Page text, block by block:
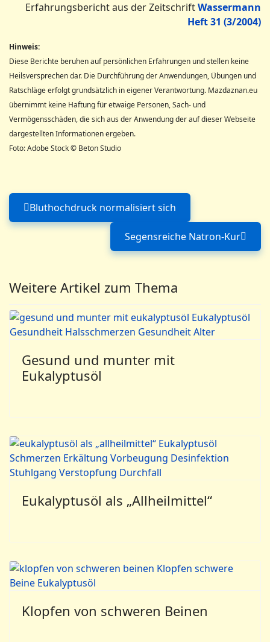
Erfahrungsbericht aus der ZeitschriftWassermann
Heft 31 (3/2004)
Hinweis:
Diese Berichte beruhen auf persönlichen Erfahrungen und stellen keine
Heilsversprechen dar. Die Durchführung der Anwendungen, Übungen und
Ratschläge erfolgt grundsätzlich in eigener Verantwortung. Mazdaznan.eu
übernimmt keine Haftung für etwaige Personen, Sach- und
Vermögensschäden, die sich aus der Anwendung der auf dieser Webseite
dargestellten Informationen ergeben.
Foto: Adobe Stock © Beton Studio
Vorheriger Beitrag: Bluthochdruck
Bluthochdruck normalisiert sich
Nächster Beitrag:
Segensreiche Natron-Kur
Weitere Artikel zum Thema
Gesund und munter mit
Eukalyptusöl
Eukalyptusöl als „Allheilmittel“
Klopfen von schweren Beinen